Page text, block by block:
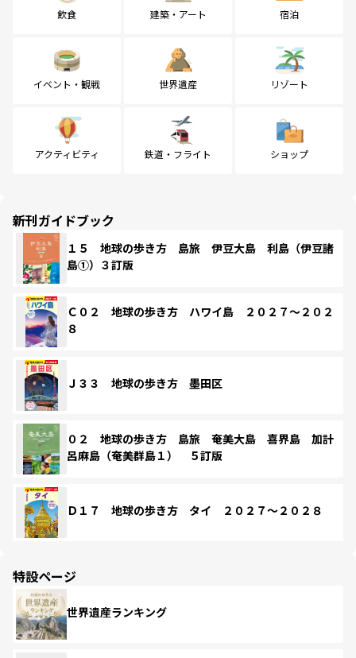
飲食 建築・アート 宿泊
イベント・観戦 世界遺産 リゾート
アクティビティ 鉄道・フライト ショップ
新刊ガイドブック
１５ 地球の歩き方 島旅 伊豆大島 利島（伊豆諸
島①）３訂版
Ｃ０２ 地球の歩き方 ハワイ島 ２０２７～２０２
８
Ｊ３３ 地球の歩き方 墨田区
０２ 地球の歩き方 島旅 奄美大島 喜界島 加計
呂麻島（奄美群島１） ５訂版
Ｄ１７ 地球の歩き方 タイ ２０２７～２０２８
特設ページ
世界遺産ランキング